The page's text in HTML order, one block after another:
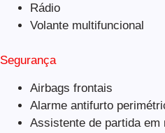
Rádio
Volante multifuncional
Segurança
Airbags frontais
Alarme antifurto
Assistente de partida em